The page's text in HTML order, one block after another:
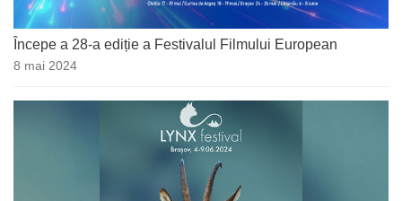
Începe a 28-a ediție a Festivalul Filmului European
8 mai 2024